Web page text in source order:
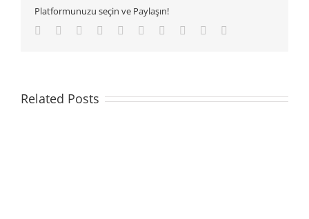
Platformunuzu seçin ve Paylaşın!
Facebook
TwitterLinkedIn
Reddit WhatsappGoogle+
TumblrPinterest
Related Posts